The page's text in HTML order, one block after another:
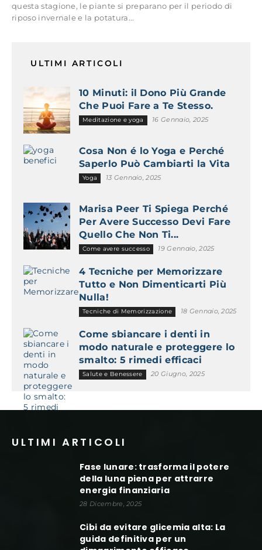
questa stagione, le piante si preparano per il periodo di
riposo invernale e la potatura...
ULTIMI ARTICOLI
10 Minuti: il Dono Più Grande
Che Puoi Fare a Te Stesso.
Meditazione e yoga 16 Gennaio, 2025
Cosa Non é lo Yoga e Perché
Saperlo Può Cambiarti la Vita
Yoga 13 Gennaio, 2025
Marisa Peer Ti Spiega Perché
Per Avere Successo Devi Fare
Quello Che Non Ti...
Come avere successo 19 Gennaio, 2025
4 Tecniche per Memorizzare
Tutto e Non Dimenticarti Più
Nulla!
Tecniche di Memorizzazione 18 Gennaio, 2025
Come sbiancare i denti in
modo naturale e proteggere lo
smalto: 5 rimedi efficaci
Salute e Benessere 20 Giugno, 2025
ULTIMI ARTICOLI
Fase lunare: trasforma il potere
della luna piena per attrarre
energia finanziaria
28 Dicembre, 2025
Cibi da evitare glicemia alta: La
guida definitiva per un